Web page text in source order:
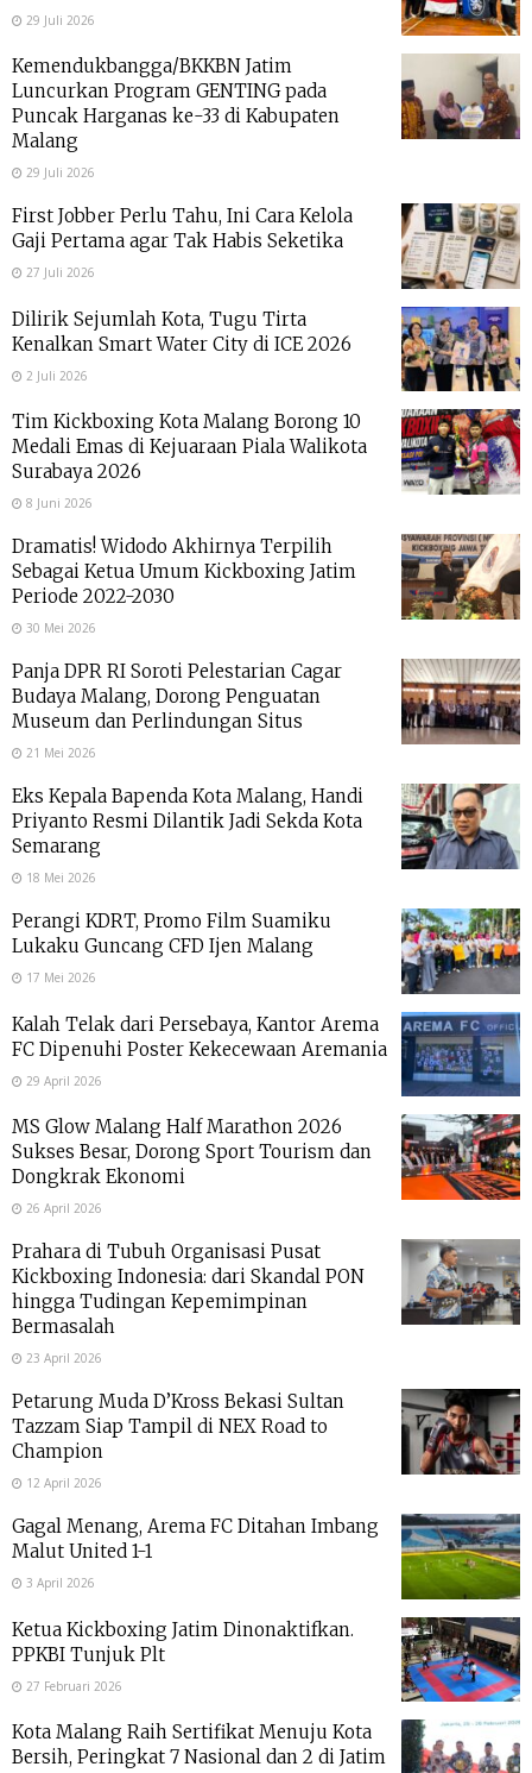
29 Juli 2026
Kemendukbangga/BKKBN Jatim
Luncurkan Program GENTING pada
Puncak Harganas ke-33 di Kabupaten
Malang
29 Juli 2026
First Jobber Perlu Tahu, Ini Cara Kelola
Gaji Pertama agar Tak Habis Seketika
27 Juli 2026
Dilirik Sejumlah Kota, Tugu Tirta
Kenalkan Smart Water City di ICE 2026
2 Juli 2026
Tim Kickboxing Kota Malang Borong 10
Medali Emas di Kejuaraan Piala Walikota
Surabaya 2026
8 Juni 2026
Dramatis! Widodo Akhirnya Terpilih
Sebagai Ketua Umum Kickboxing Jatim
Periode 2022-2030
30 Mei 2026
Panja DPR RI Soroti Pelestarian Cagar
Budaya Malang, Dorong Penguatan
Museum dan Perlindungan Situs
21 Mei 2026
Eks Kepala Bapenda Kota Malang, Handi
Priyanto Resmi Dilantik Jadi Sekda Kota
Semarang
18 Mei 2026
Perangi KDRT, Promo Film Suamiku
Lukaku Guncang CFD Ijen Malang
17 Mei 2026
Kalah Telak dari Persebaya, Kantor Arema
FC Dipenuhi Poster Kekecewaan Aremania
29 April 2026
MS Glow Malang Half Marathon 2026
Sukses Besar, Dorong Sport Tourism dan
Dongkrak Ekonomi
26 April 2026
Prahara di Tubuh Organisasi Pusat
Kickboxing Indonesia: dari Skandal PON
hingga Tudingan Kepemimpinan
Bermasalah
23 April 2026
Petarung Muda D’Kross Bekasi Sultan
Tazzam Siap Tampil di NEX Road to
Champion
12 April 2026
Gagal Menang, Arema FC Ditahan Imbang
Malut United 1-1
3 April 2026
Ketua Kickboxing Jatim Dinonaktifkan.
PPKBI Tunjuk Plt
27 Februari 2026
Kota Malang Raih Sertifikat Menuju Kota
Bersih, Peringkat 7 Nasional dan 2 di Jatim